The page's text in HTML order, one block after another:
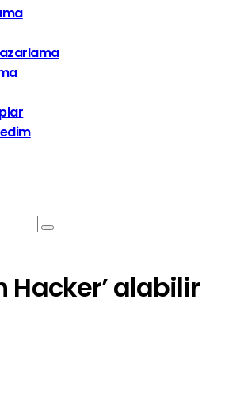
Hacker’ alabilir